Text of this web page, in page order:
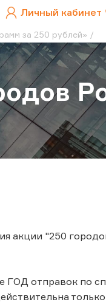
Личный кабинет
за 250 рублей»
акции "250
ГОД отправок по